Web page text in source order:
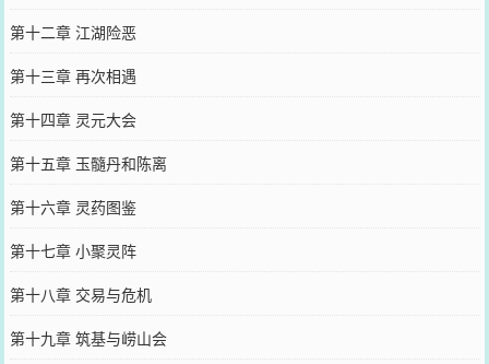
第十二章 江湖险恶
第十三章 再次相遇
第十四章 灵元大会
第十五章 玉髓丹和陈离
第十六章 灵药图鉴
第十七章 小聚灵阵
第十八章 交易与危机
第十九章 筑基与崂山会